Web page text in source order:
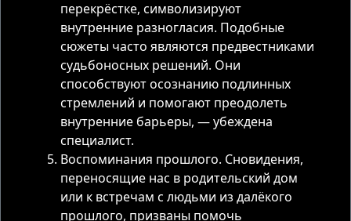
перекрёстке, символизируют
внутренние разногласия. Подобные
сюжеты часто являются предвестниками
судьбоносных решений. Они
способствуют осознанию подлинных
стремлений и помогают преодолеть
внутренние барьеры, — убеждена
специалист.
Воспоминания прошлого. Сновидения,
переносящие нас в родительский дом
или к встречам с людьми из далёкого
прошлого, призваны помочь